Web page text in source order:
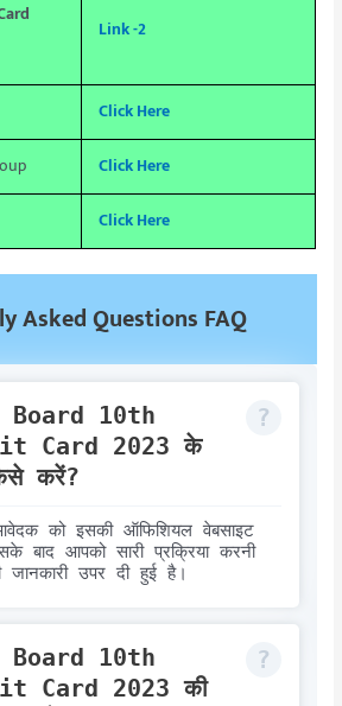
Link -2
Click Here
Click Here
Click Here
Asked Questions FAQ
10th
Card 2023 के
करें?
को इसकी ऑफिशियल वेबसाइट
बाद आपको सारी प्रक्रिया करनी
जानकारी उपर दी हुई है।
10th
Card 2023 की